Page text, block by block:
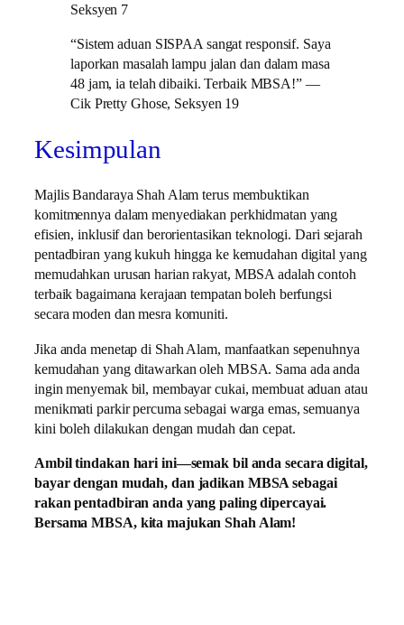
Seksyen 7
“Sistem aduan SISPAA sangat responsif. Saya
laporkan masalah lampu jalan dan dalam masa
48 jam, ia telah dibaiki. Terbaik MBSA!” —
Cik Pretty Ghose, Seksyen 19
Kesimpulan
Majlis Bandaraya Shah Alam terus membuktikan
komitmennya dalam menyediakan perkhidmatan yang
efisien, inklusif dan berorientasikan teknologi. Dari sejarah
pentadbiran yang kukuh hingga ke kemudahan digital yang
memudahkan urusan harian rakyat, MBSA adalah contoh
terbaik bagaimana kerajaan tempatan boleh berfungsi
secara moden dan mesra komuniti.
Jika anda menetap di Shah Alam, manfaatkan sepenuhnya
kemudahan yang ditawarkan oleh MBSA. Sama ada anda
ingin menyemak bil, membayar cukai, membuat aduan atau
menikmati parkir percuma sebagai warga emas, semuanya
kini boleh dilakukan dengan mudah dan cepat.
Ambil tindakan hari ini—semak bil anda secara digital,
bayar dengan mudah, dan jadikan MBSA sebagai
rakan pentadbiran anda yang paling dipercayai.
Bersama MBSA, kita majukan Shah Alam!